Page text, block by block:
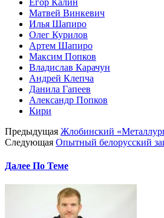
Матвей Винкевич
Илья Шапиро
Олег Курилов
Артем Шапиро
Максим Попков
Владислав Карачун
Андрей Клепча
Данила Гапеев
Александр Попков
Кири
Предыдущая Жлобинский
Следующая Опытный белорусский
Далее По Теме